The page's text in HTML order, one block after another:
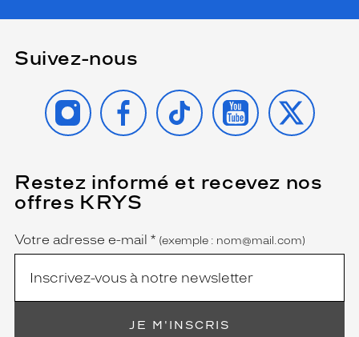
Suivez-nous
INSTAGRAMFACEBOOK
TIKTOK YOUTUBE
X
Restez informé et recevez nos
offres KRYS
Name
Votre adresse e-mail *
(Ce
champ
est
(exemple : nom@mail.com)
JE M'INSCRIS